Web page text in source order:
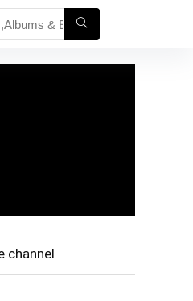
channel